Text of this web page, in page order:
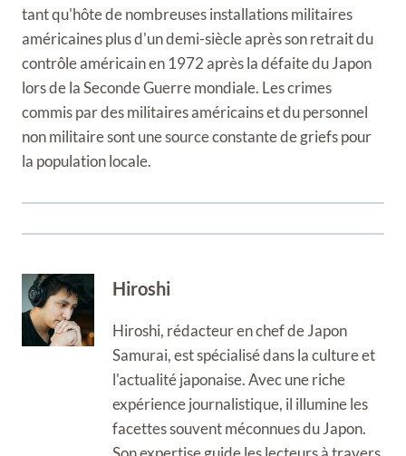
tant qu'hôte de nombreuses installations militaires
américaines plus d'un demi-siècle après son retrait du
contrôle américain en 1972 après la défaite du Japon
lors de la Seconde Guerre mondiale. Les crimes
commis par des militaires américains et du personnel
non militaire sont une source constante de griefs pour
la population locale.
Hiroshi
Hiroshi, rédacteur en chef de Japon
Samurai, est spécialisé dans la culture et
l'actualité japonaise. Avec une riche
expérience journalistique, il illumine les
facettes souvent méconnues du Japon.